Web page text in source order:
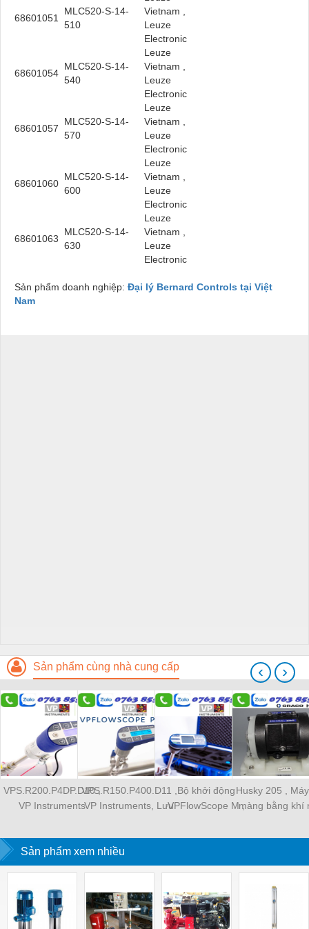
68601051
MLC520-S-14-
510
Vietnam ,
Leuze
Electronic
68601054
MLC520-S-14-
540
Leuze
Vietnam ,
Leuze
Electronic
68601057
MLC520-S-14-
570
Leuze
Vietnam ,
Leuze
Electronic
68601060
MLC520-S-14-
600
Leuze
Vietnam ,
Leuze
Electronic
68601063
MLC520-S-14-
630
Leuze
Vietnam ,
Leuze
Electronic
Sản phẩm doanh nghiệp: Đại lý Bernard Controls tại Việt
Nam
Sản phẩm cùng nhà cung cấp
VPS.R200.P4DP.D10 ,
VP Instruments
lưu lượng ,
VPS.R150.P400.D11 ,
VP Instruments, Lưu
Bộ khởi động
VPFlowScope M ,
kit , VP-Instruments
Husky 205 ,
màng bằng khí
‹ ›
Sản phẩm xem nhiều